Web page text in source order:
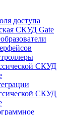
доступа
СКУД Gate
СКУД
СКУД